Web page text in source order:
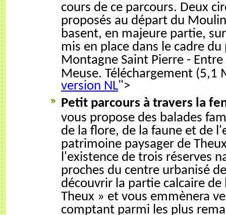
cours de ce parcours. Deux
proposés au départ du
basent, en majeure partie,
mis en place dans le cadre
Montagne Saint Pierre - Entre
Meuse. Téléchargement (5,1
version NL">
Petit parcours à travers la
vous propose des balades
de la flore, de la faune et de
patrimoine paysager de
l'existence de trois réserves
proches du centre urbanisé
découvrir la partie calcaire de
Theux » et vous emmènera
comptant parmi les plus